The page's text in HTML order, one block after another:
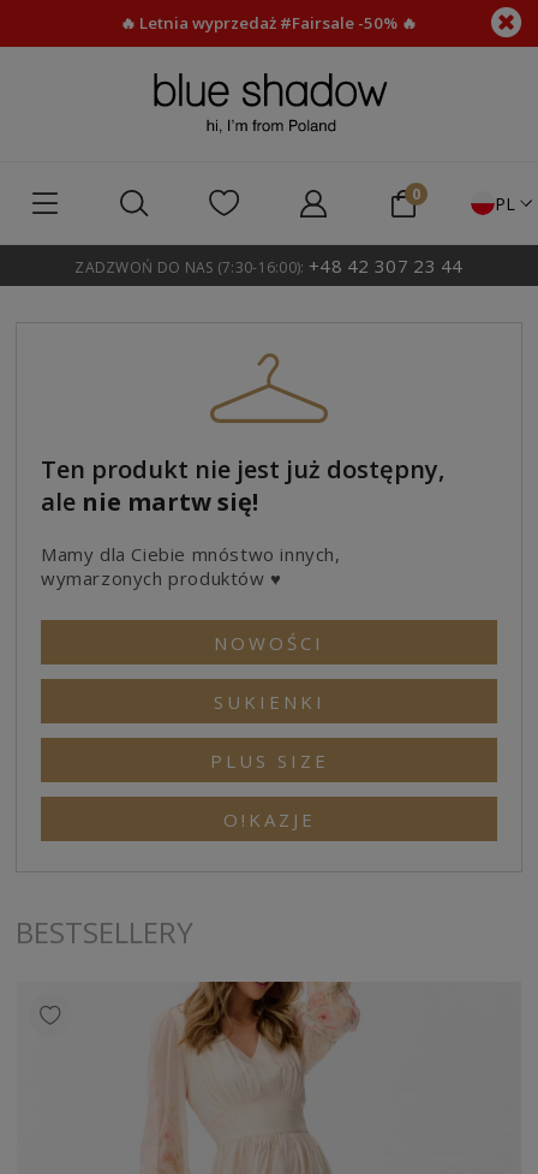
🔥 Letnia wyprzedaż #Fairsale -50% 🔥
PL
ZADZWOŃ DO NAS (7:30-16:00): +48 42 307 23 44
Ten produkt nie jest już dostępny,
ale nie martw się!
Mamy dla Ciebie mnóstwo innych,
wymarzonych produktów ♥
NOWOŚCI
SUKIENKI
PLUS SIZE
O!KAZJE
BESTSELLERY